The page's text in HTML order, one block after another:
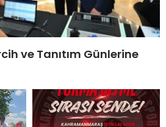
ve Tanıtım Günlerine